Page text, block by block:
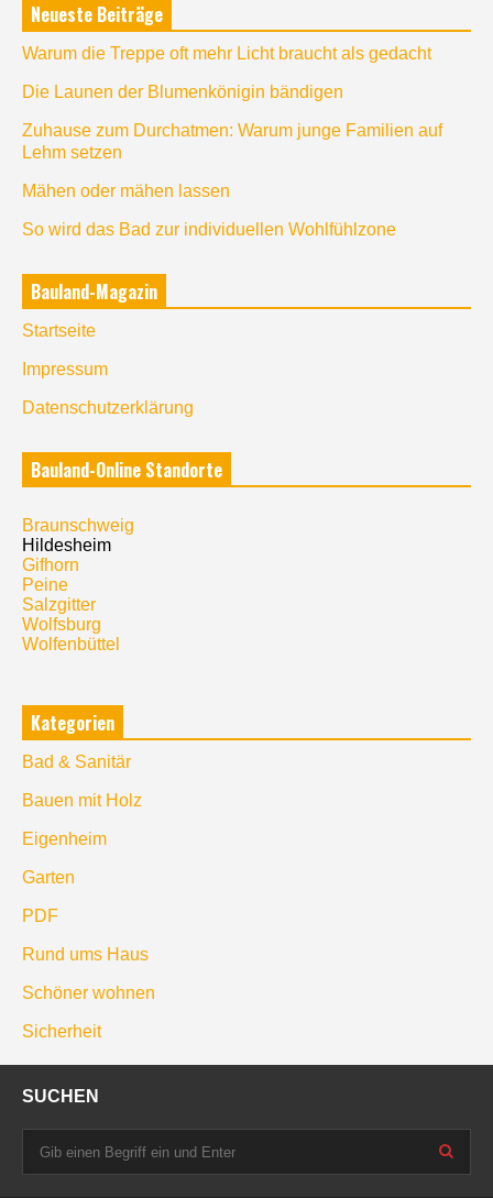
Neueste Beiträge
Warum die Treppe oft mehr Licht braucht als gedacht
Die Launen der Blumenkönigin bändigen
Zuhause zum Durchatmen: Warum junge Familien auf
Lehm setzen
Mähen oder mähen lassen
So wird das Bad zur individuellen Wohlfühlzone
Bauland-Magazin
Startseite
Impressum
Datenschutzerklärung
Bauland-Online Standorte
Braunschweig
Hildesheim
Gifhorn
Peine
Salzgitter
Wolfsburg
Wolfenbüttel
Kategorien
Bad & Sanitär
Bauen mit Holz
Eigenheim
Garten
PDF
Rund ums Haus
Schöner wohnen
Sicherheit
SUCHEN